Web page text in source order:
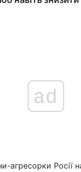
ad
агресорки Росії